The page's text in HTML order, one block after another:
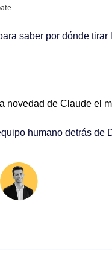
saber por dónde tirar
novedad de Claude el
humano detrás de